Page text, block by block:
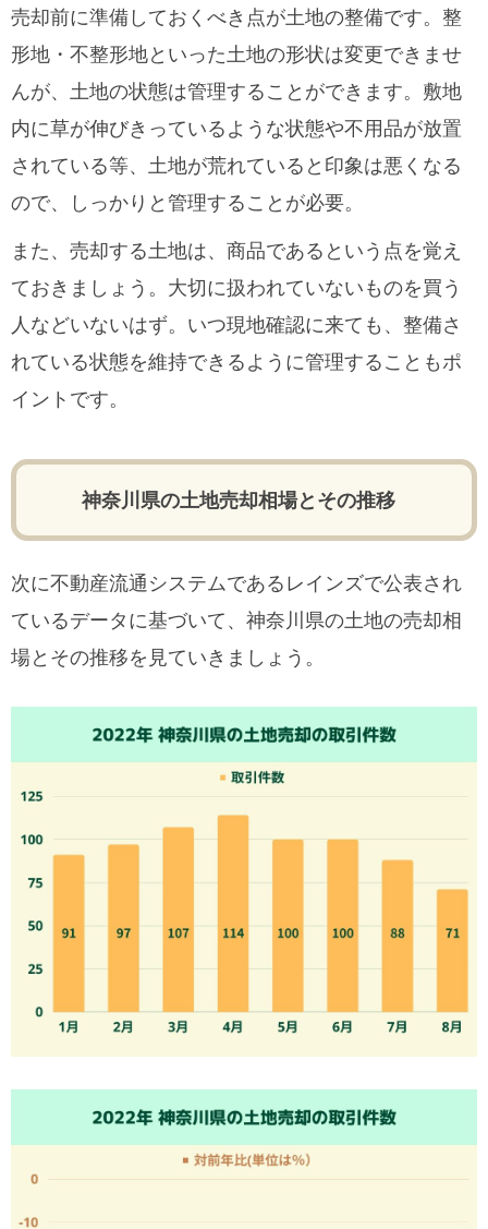
売却前に準備しておくべき点が土地の整備です。整
形地・不整形地といった土地の形状は変更できませ
んが、土地の状態は管理することができます。敷地
内に草が伸びきっているような状態や不用品が放置
されている等、土地が荒れていると印象は悪くなる
ので、しっかりと管理することが必要。
また、売却する土地は、商品であるという点を覚え
ておきましょう。大切に扱われていないものを買う
人などいないはず。いつ現地確認に来ても、整備さ
れている状態を維持できるように管理することもポ
イントです。
神奈川県の土地売却相場とその推移
次に不動産流通システムであるレインズで公表され
ているデータに基づいて、神奈川県の土地の売却相
場とその推移を見ていきましょう。